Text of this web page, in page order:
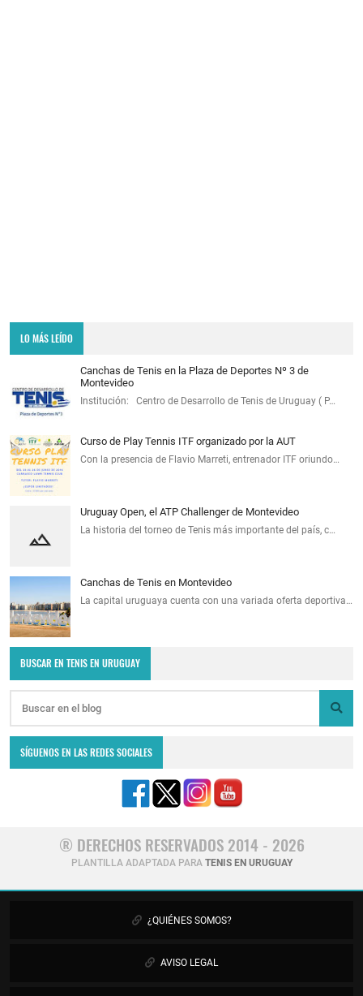
LO MÁS LEÍDO
Canchas de Tenis en la Plaza de Deportes Nº 3 de
Montevideo
Institución: Centro de Desarrollo de Tenis de Uruguay ( P…
Curso de Play Tennis ITF organizado por la AUT
Con la presencia de Flavio Marreti, entrenador ITF oriundo…
Uruguay Open, el ATP Challenger de Montevideo
La historia del torneo de Tenis más importante del país, c…
Canchas de Tenis en Montevideo
La capital uruguaya cuenta con una variada oferta deportiva…
BUSCAR EN TENIS EN URUGUAY
SÍGUENOS EN LAS REDES SOCIALES
® DERECHOS RESERVADOS 2014 - 2026
PLANTILLA ADAPTADA PARA TENIS EN URUGUAY
¿QUIÉNES SOMOS?
AVISO LEGAL